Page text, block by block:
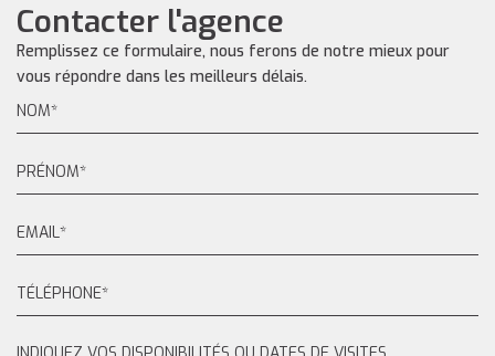
Contacter l'agence
Remplissez ce formulaire, nous ferons de notre mieux pour
vous répondre dans les meilleurs délais.